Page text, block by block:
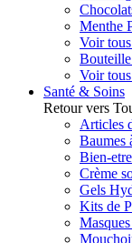
Menthe
Voir
Bouteille
Voir
Santé & Soins
Retour vers
Articles
Baumes
Bien-etre
Crème
Gels
Kits de